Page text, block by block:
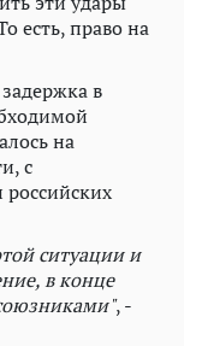
есть, право на
в
на
с
ситуации и
в конце
, -